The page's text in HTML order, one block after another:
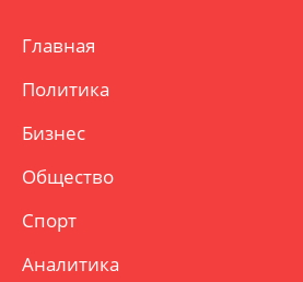
Главная
Политика
Бизнес
Общество
Спорт
Аналитика